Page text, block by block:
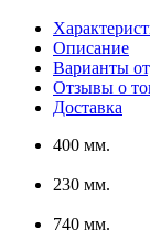
Описание
Варианты
Отзывы о
Доставка
400 мм.
230 мм.
740 мм.